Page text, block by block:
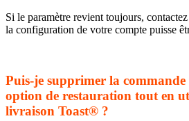
Si le paramètre revient toujours,
la configuration de votre compte puisse
Puis-je supprimer la
option de restauration tout en
livraison Toast® ?